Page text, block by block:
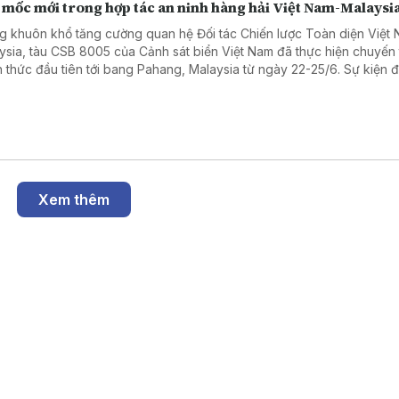
mới trong hợp tác an ninh hàng hải Việt Nam-
khuôn khổ tăng cường quan hệ Đối tác Chiến lược Toàn diện Việt
tàu CSB 8005 của Cảnh sát biển Việt Nam đã thực hiện chuyến
thức đầu tiên tới bang Pahang, Malaysia từ ngày 22-25/6. Sự kiện
Xem thêm